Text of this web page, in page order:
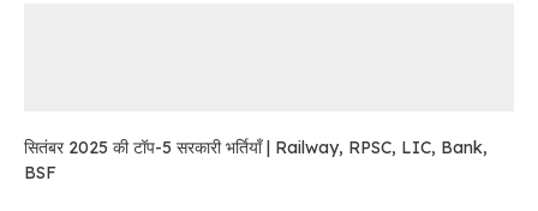
सितंबर 2025 की टॉप-5 सरकारी भर्तियाँ | Railway, RPSC, LIC, Bank,
BSF